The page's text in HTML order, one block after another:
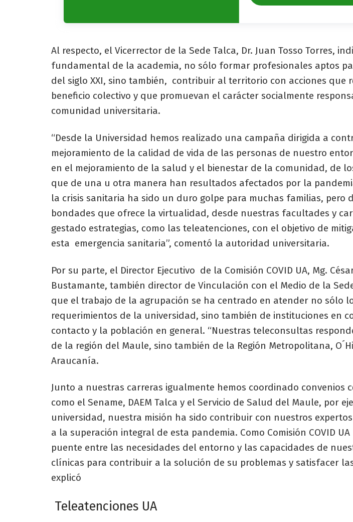
Al respecto, el Vicerrector de la Sede Talca, Dr. Juan Tosso Torres,
fundamental de la academia, no sólo formar profesionales aptos
del siglo XXI, sino también, contribuir al territorio con acciones que
beneficio colectivo y que promuevan el carácter socialmente
comunidad universitaria.
“Desde la Universidad hemos realizado una campaña dirigida a
mejoramiento de la calidad de vida de las personas de nuestro
en el mejoramiento de la salud y el bienestar de la comunidad, de
que de una u otra manera han resultados afectados por la
la crisis sanitaria ha sido un duro golpe para muchas familias, pero
bondades que ofrece la virtualidad, desde nuestras facultades y
gestado estrategias, como las teleatenciones, con el objetivo de
esta emergencia sanitaria”, comentó la autoridad universitaria.
Por su parte, el Director Ejecutivo de la Comisión COVID UA, Mg.
Bustamante, también director de Vinculación con el Medio de la
que el trabajo de la agrupación se ha centrado en atender no sólo
requerimientos de la universidad, sino también de instituciones en
contacto y la población en general. “Nuestras teleconsultas
de la región del Maule, sino también de la Región Metropolitana,
Araucanía.
Junto a nuestras carreras igualmente hemos coordinado convenios
como el Sename, DAEM Talca y el Servicio de Salud del Maule, por
universidad, nuestra misión ha sido contribuir con nuestros
a la superación integral de esta pandemia. Como Comisión COVID
puente entre las necesidades del entorno y las capacidades de
clínicas para contribuir a la solución de su problemas y satisfacer
explicó
Teleatenciones UA